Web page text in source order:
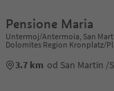
Pensione Maria
Untermoj/Antermoia, San
Dolomites Region Kronplatz/
3.7 km od San Martin /